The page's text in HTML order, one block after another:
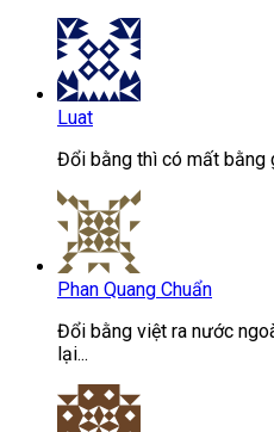
Luat
Đổi bằng thì có mất bằng
Phan Quang Chuẩn
Đổi bằng việt ra nước
lại...